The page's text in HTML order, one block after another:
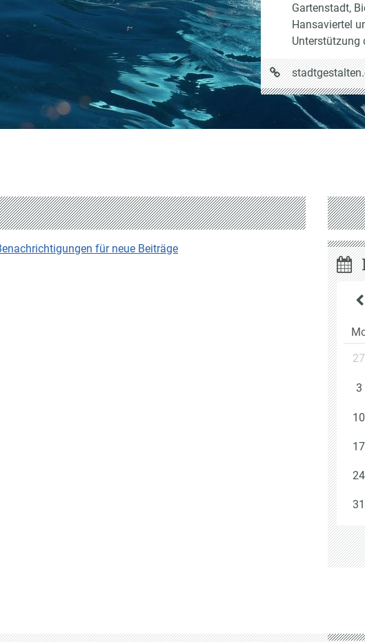
Gartenstadt,
Hansaviertel
Unterstützung
URL
auf
Stadtgestalten
für neue Beiträge
27
3
10
17
24
31